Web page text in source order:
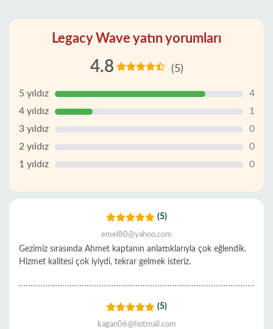
Legacy Wave yatın yorumları
4.8 (5)
5 yıldız
4
4 yıldız
1
3 yıldız
0
2 yıldız
0
1 yıldız
0
(5)
emel80@yahoo.com
Gezimiz sırasında Ahmet kaptanın anlattıklarıyla çok eğlendik.
Hizmet kalitesi çok iyiydi, tekrar gelmek isteriz.
(5)
kagan06@hotmail.com